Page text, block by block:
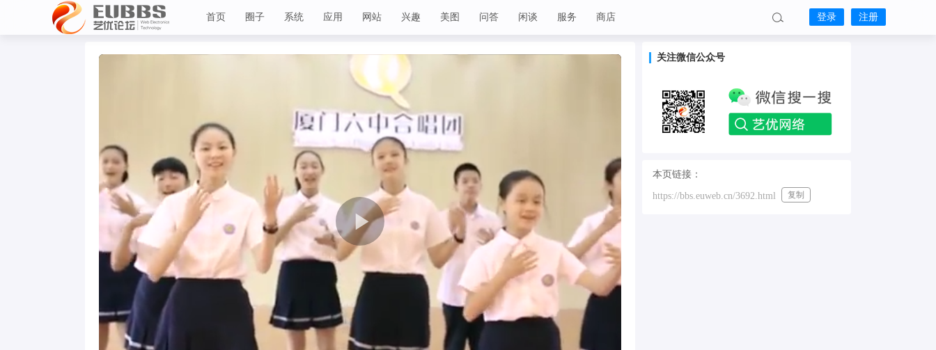
首页 圈子 系统 应用 网站 兴趣 美图 问答 闲谈 服务 商店 登录 注册
关注微信公众号
本页链接：
https://bbs.euweb.cn/3692.html 复制